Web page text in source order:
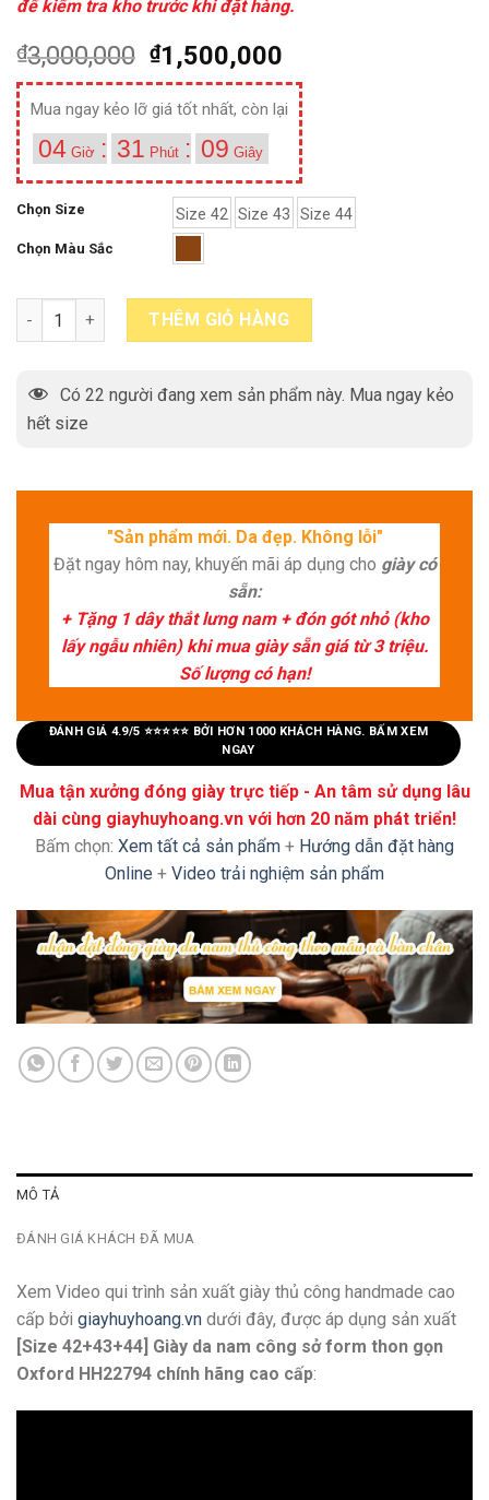
để kiểm tra kho trước khi đặt hàng.
₫3,000,000 ₫1,500,000
Mua ngay kẻo lỡ giá tốt nhất, còn lại
04 Giờ : 31 Phút : 08 Giây
Chọn Size Size 42 Size 43 Size 44
Chọn Màu Sắc
[Size 42+43+44] Giày da nam công sở form thon gọn Oxford
THÊM GIỎ HÀNG
Có 22 người đang xem sản phẩm này. Mua ngay kẻo
hết size
"Sản phẩm mới. Da đẹp. Không lỗi"
Đặt ngay hôm nay, khuyến mãi áp dụng cho giày có
sẵn:
+ Tặng 1 dây thắt lưng nam + đón gót nhỏ (kho
lấy ngẫu nhiên) khi mua giày sẵn giá từ 3 triệu.
Số lượng có hạn!
ĐÁNH GIÁ 4.9/5 ⭐⭐⭐⭐⭐ BỞI HƠN 1000 KHÁCH HÀNG. BẤM XEM
NGAY
Mua tận xưởng đóng giày trực tiếp - An tâm sử dụng lâu
dài cùng giayhuyhoang.vn với hơn 20 năm phát triển!
Bấm chọn: Xem tất cả sản phẩm + Hướng dẫn đặt hàng
Online + Video trải nghiệm sản phẩm
MÔ TẢ
ĐÁNH GIÁ KHÁCH ĐÃ MUA
Xem Video qui trình sản xuất giày thủ công handmade cao
cấp bởi giayhuyhoang.vn dưới đây, được áp dụng sản xuất
[Size 42+43+44] Giày da nam công sở form thon gọn
Oxford HH22794 chính hãng cao cấp: